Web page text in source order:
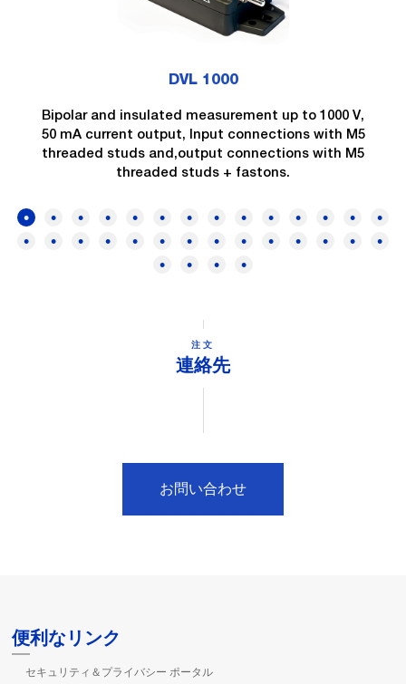
DVL 1000
Bipolar and insulated measurement up to 1000 V,
50 mA current output, Input connections with M5
threaded studs and,output connections with M5
threaded studs + fastons.
注文
連絡先
お問い合わせ
便利なリンク
セキュリティ＆プライバシー ポータル